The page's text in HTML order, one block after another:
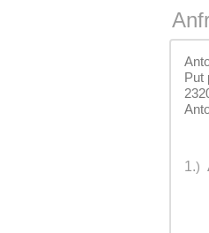
Put
1.)